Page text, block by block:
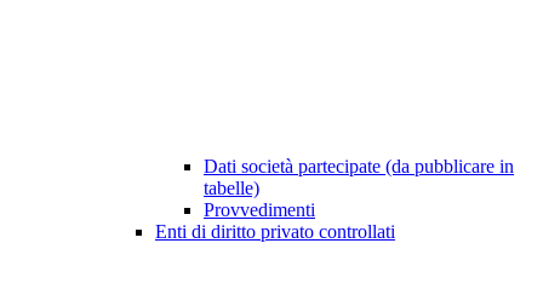
Dati società partecipate (da pubblicare in
tabelle)
Provvedimenti
Enti di diritto privato controllati